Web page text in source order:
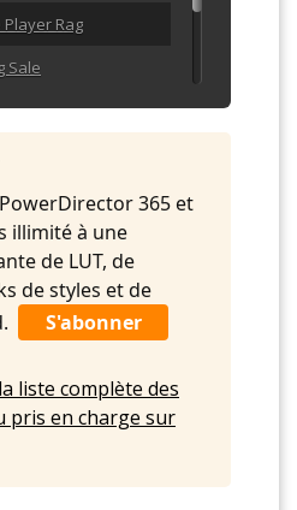
Player Rag
Sale
365 et
illimité à une
de LUT, de
de styles et de
S'abonner
liste complète des
pris en charge sur